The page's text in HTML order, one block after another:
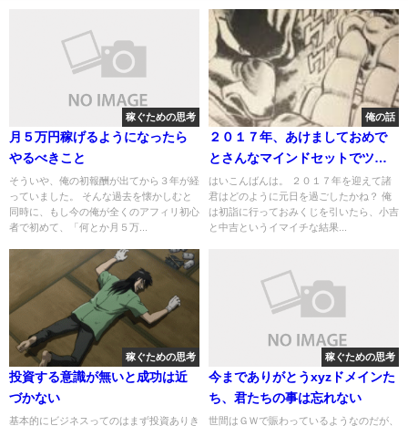
稼ぐための思考
月５万円稼げるようになったら
やるべきこと
そういや、俺の初報酬が出てから３年が経
っていました。 そんな過去を懐かしむと
同時に、もし今の俺が全くのアフィリ初心
者で初めて、「何とか月５万...
俺の話
２０１７年、あけましておめで
とさんなマインドセットでツイ
てます（笑）
はいこんばんは。 ２０１７年を迎えて諸
君はどのように元日を過ごしたかね？ 俺
は初詣に行っておみくじを引いたら、小吉
と中吉というイマイチな結果...
稼ぐための思考
投資する意識が無いと成功は近
づかない
基本的にビジネスってのはまず投資ありき
稼ぐための思考
今までありがとうxyzドメインた
ち、君たちの事は忘れない
世間はＧＷで賑わっているようなのだが、